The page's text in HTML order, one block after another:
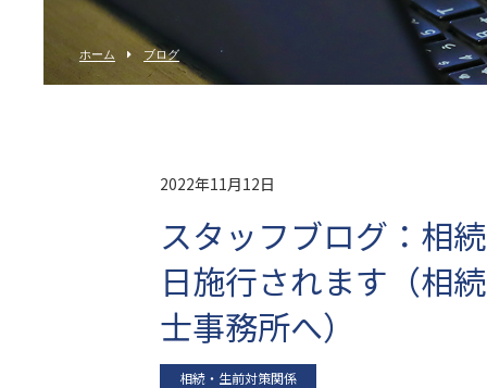
ホーム ブログ
2022年11月12日
スタッフブログ：相
日施行されます（相
士事務所へ）
相続・生前対策関係